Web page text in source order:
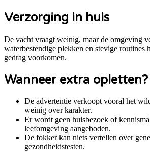
Verzorging in huis
De vacht vraagt weinig, maar de omgeving
waterbestendige plekken en stevige routines
gedrag voorkomen.
Wanneer extra opletten?
De advertentie verkoopt vooral het
weinig over karakter.
Er wordt geen huisbezoek of
leefomgeving aangeboden.
De fokker kan niets vertellen over
gezondheidstesten.